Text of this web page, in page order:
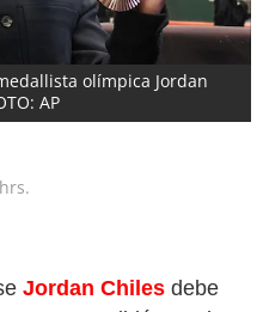
olímpica Jordan
AP
Jordan Chiles debe